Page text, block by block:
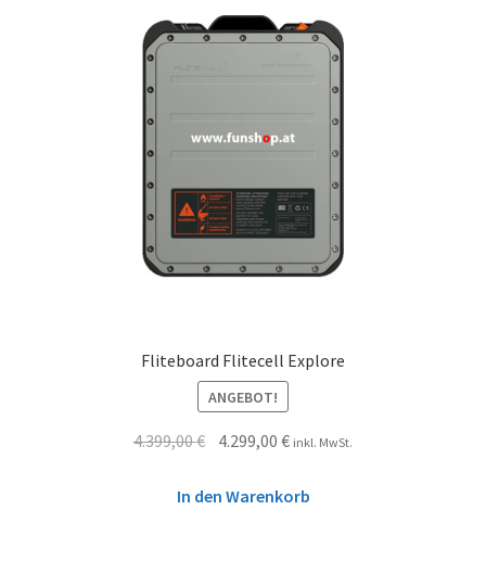
Fliteboard Flitecell Explore
ANGEBOT!
4.399,00€ 4.299,00€ inkl. MwSt.
In den Warenkorb